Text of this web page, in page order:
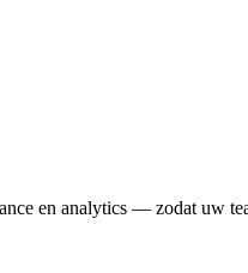
en analytics — zodat uw